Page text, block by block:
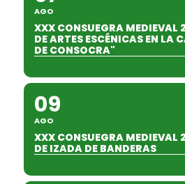
AGO
XXX CONSUEGRA MEDIEVAL
DE ARTES ESCÉNICAS EN LA
DE CONSOCRA"
09
AGO
XXX CONSUEGRA MEDIEVAL
DE IZADA DE BANDERAS